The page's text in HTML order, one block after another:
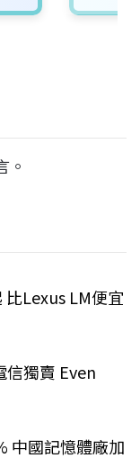
。
Lexus LM便宜
信獨賣 Even
中國記憶體廠加